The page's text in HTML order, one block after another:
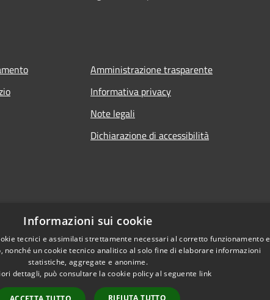
Amministrazione trasparente
Informativa privacy
Note legali
Dichiarazione di accessibilità
Informazioni sui cookie
tecnici e assimilati strettamente necessari al corretto funzionamento e
nonché un cookie tecnico analitico al solo fine di elaborare informazioni
statistiche, aggregate e anonime.
dettagli, può consultare la cookie policy al seguente link
RIFIUTA TUTTO